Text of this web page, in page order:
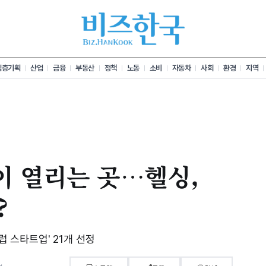
층기획 산업 금융 부동산 정책 노동 소비 자동차 사회 환경 지역
열리는 곳…헬싱,
스타트업' 21개 선정